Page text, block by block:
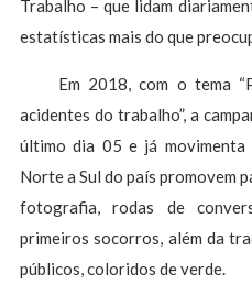
Trabalho – que lidam
estatísticas mais do que
Em 2018, com o tema
acidentes do trabalho”, a
último dia 05 e já
Norte a Sul do país promovem
fotografia, rodas de
primeiros socorros, além da
públicos, coloridos de verde.